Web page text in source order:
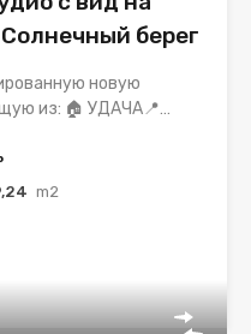
берег
новую
из: 🏠 УДАЧА📍…
m2